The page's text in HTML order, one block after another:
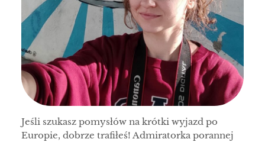
Jeśli szukasz pomysłów na krótki wyjazd po
Europie, dobrze trafiłeś! Admiratorka porannej